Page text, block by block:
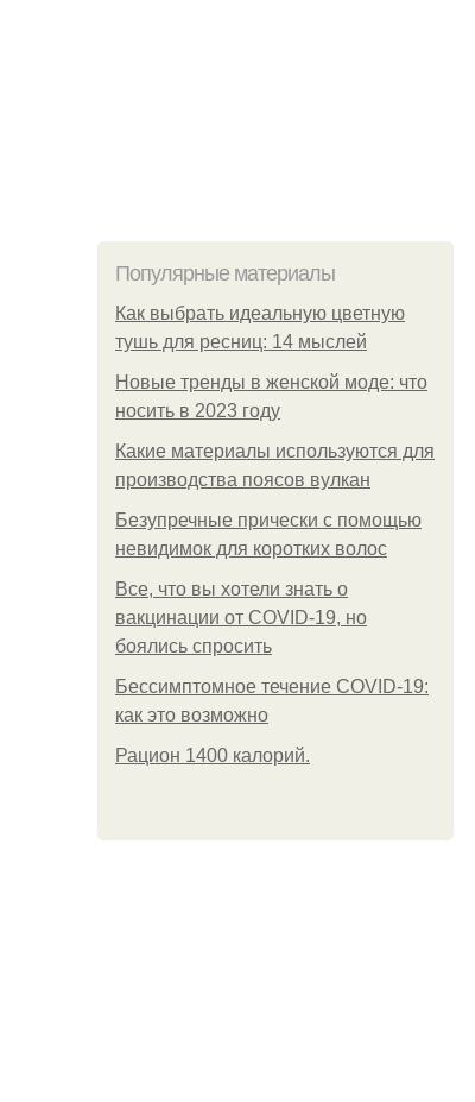
Популярные материалы
Как выбрать идеальную цветную
тушь для ресниц: 14 мыслей
Новые тренды в женской моде: что
носить в 2023 году
Какие материалы используются для
производства поясов вулкан
Безупречные прически с помощью
невидимок для коротких волос
Все, что вы хотели знать о
вакцинации от COVID-19, но
боялись спросить
Бессимптомное течение COVID-19:
как это возможно
Рацион 1400 калорий.